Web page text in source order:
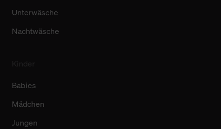
Unterwäsche
Nachtwäsche
Babies
Mädchen
Jungen